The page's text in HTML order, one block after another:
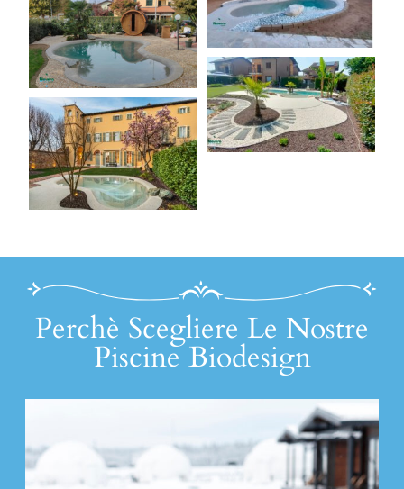
Perchè Scegliere Le Nostre
Piscine Biodesign